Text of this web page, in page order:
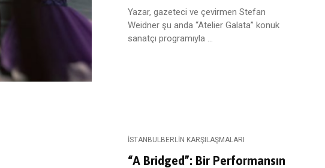
Yazar, gazeteci ve çevirmen Stefan
Weidner şu anda “Atelier Galata” konuk
sanatçı programıyla ...
ISTANBULBERLIN KARŞILAŞMALARI
“A Bridged”: Bir Performansın